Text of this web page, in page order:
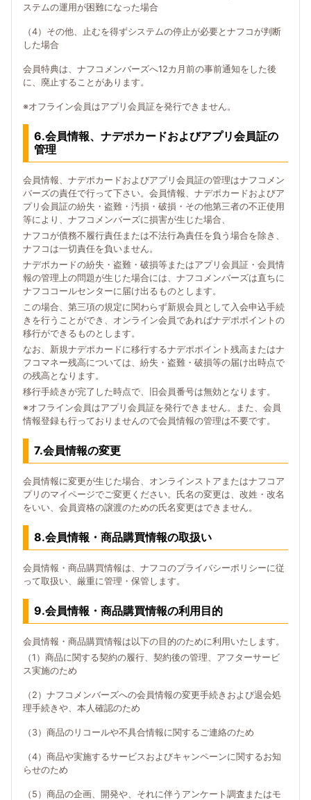
ステムの運用が困難になった場合
（4）その他、止むを得ずシステムの停止が必要とナフコが判断
した場合
会員特典は、ナフコメンバーズへ12カ月前の事前通知をした後
に、廃止することがあります。
※オフライン会員はアプリ会員証を発行できません。
6.会員情報、ナデポカードおよびアプリ会員証の
管理
会員情報、ナデポカードおよびアプリ会員証の管理はナフコメン
バーズの責任で行って下さい。会員情報、ナデポカードおよびア
プリ会員証の紛失・盗難・汚損・破損・その他第三者の不正使用
等により、ナフコメンバーズに損害が生じた場合、
ナフコが債務不履行責任または不法行為責任を負う場合を除き、
ナフコは一切責任を負いません。
ナデポカードの紛失・盗難・破損等またはアプリ会員証・会員情
報の管理上の問題が生じた場合には、ナフコメンバーズは直ちに
ナフココールセンターに届け出るものとします。
この場合、第三項の規定に関わらず新規会員として入会申込手続
きを行うことができ、オンライン会員であればナデポポイントの
移行ができるものとします。
なお、新規ナデポカードに移行するナデポポイント残高またはナ
フコマネー残高については、紛失・盗難・破損等の届け出時点で
の残高となります。
移行手続きが完了した時点で、旧会員番号は無効となります。
※オフライン会員はアプリ会員証を発行できません。また、会員
情報登録も行っておりませんので会員情報の管理は不要です。
7.会員情報の変更
会員情報に変更が生じた場合、オンラインストアまたはナフコア
プリのマイページでご変更ください。氏名の変更は、改姓・改名
をいい、会員資格の譲渡のための氏名変更はできません。
8.会員情報・商品購買情報の取扱い
会員情報・商品購買情報は、ナフコのプライバシーポリシーに従
って取扱い、厳重に管理・保管します。
9.会員情報・商品購買情報の利用目的
会員情報・商品購買情報は以下の目的のために利用いたします。
（1）商品に関する契約の履行、契約後の管理、アフターサービ
ス実施のため
（2）ナフコメンバーズへの会員情報の変更手続きおよび退会処
理手続きや、本人確認のため
（3）商品のリコールや不具合情報に関するご連絡のため
（4）商品や実施するサービスおよびキャンペーンに関するお知
らせのため
（5）商品の企画、開発や、それに伴うアンケート調査またはモ